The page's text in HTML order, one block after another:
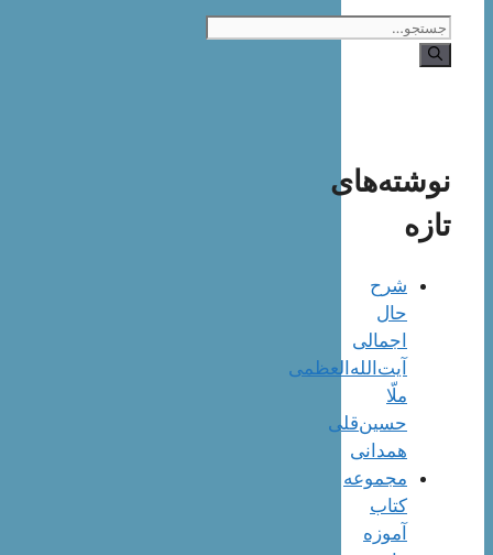
جستجوی
نوشته‌های
تازه
شرح
حال
اجمالی
آیت‌الله‌العظمی
ملّا
حسین‌قلی
همدانی
مجموعه
کتاب
آموزه